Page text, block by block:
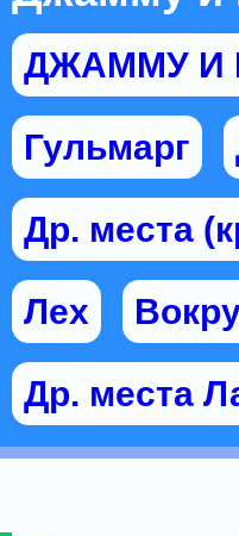
ДЖАММУ И
Гульмарг
Др. места
Лех
Др. места